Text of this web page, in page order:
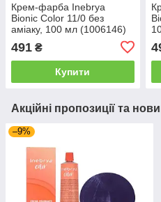
Крем-фарба Inebrya
Bionic Сolor 11/0 без
амiаку, 100 мл (1006146)
491 ₴
Купити
Акційні пропозиції та
–9%